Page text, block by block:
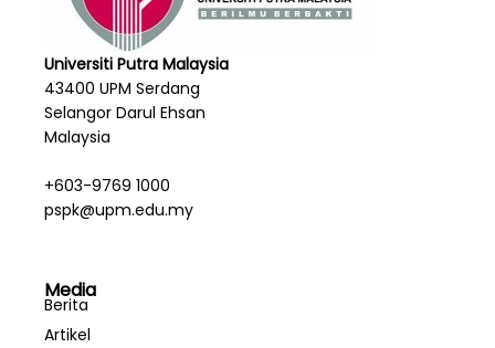
Universiti Putra Malaysia
43400 UPM Serdang
Selangor Darul Ehsan
Malaysia
+603-9769 1000
pspk@upm.edu.my
Media
Berita
Artikel